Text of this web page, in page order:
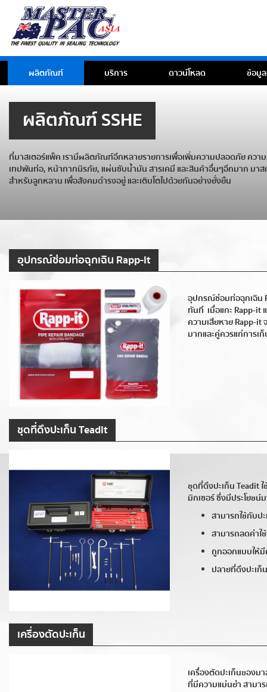
ผลิตภัณฑ์ บริการ ดาวน์โหลด ข้อมู
ผลิตภัณฑ์ SSHE
ที่มาสเตอร์แพ็ค เรามีผลิตภัณฑ์อีกหลายรายการเพื่อเพิ่มความปลอดภัย ความ
เทปพันท่อ, หน้ากากนิรภัย, แผ่นซับน้ำมัน สารเคมี และสินค้าอื่นๆอีกมาก มา
สำหรับลูกหลาน เพื่อสังคมดำรงอยู่ และเติบโตไปด้วยกันอย่างยั่งยืน
อุปกรณ์ซ่อมท่อฉุกเฉิน Rapp-it
อุปกรณ์ซ่อมท่อฉุกเฉิน
ทันที เมื่อแกะ Rapp-it
ความเสียหาย Rapp-it
มากและคู่ควรแก่การเ
ชุดที่ดึงปะเก็น Teadit
ชุดที่ดึงปะเก็น Teadit
มิกเซอร์ ซึ่งมีประโยชน์
สามารถใช้กับป
สามารถลดค่าใ
ถูกออกแบบให้มี
ปลายที่ดึงปะเก็
เครื่องตัดปะเก็น
เครื่องตัดปะเก็นของม
ที่มีความแม่นยำ สามา